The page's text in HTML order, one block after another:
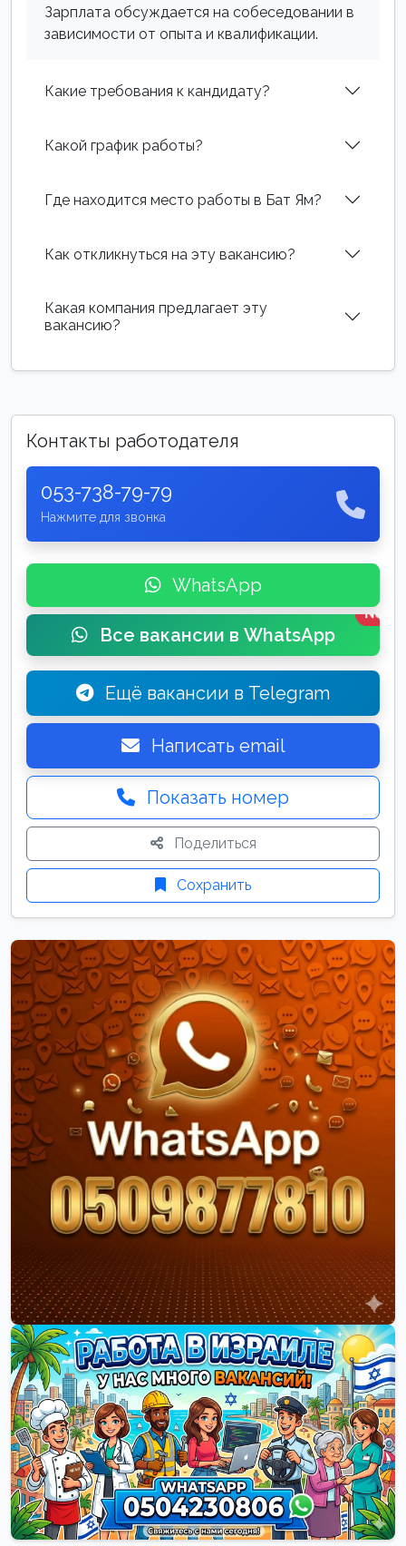
Зарплата обсуждается на собеседовании в
зависимости от опыта и квалификации.
Какие требования к кандидату?
Какой график работы?
Где находится место работы в Бат Ям?
Как откликнуться на эту вакансию?
Какая компания предлагает эту
вакансию?
Контакты работодателя
053-738-79-79
Нажмите для звонка
WhatsApp
Все вакансии в WhatsApp
New
Ещё вакансии в Telegram
Написать email
Показать номер
Поделиться
Сохранить